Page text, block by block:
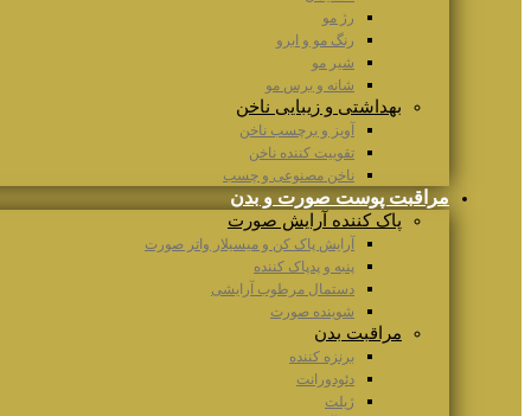
رژ مو
رنگ مو و ابرو
شیر مو
شانه و برس مو
بهداشتی و زیبایی ناخن
آویز و برچسب ناخن
تقوییت کننده ناخن
ناخن مصنوعی و چسب
مراقبت پوست صورت و بدن
پاک کننده آرایش صورت
آرایش پاک کن و میسیلار واتر صورت
پنبه و پدپاک کننده
دستمال مرطوب آرایشی
شوینده صورت
مراقبت بدن
برنزه کننده
دئودورانت
ژیلت